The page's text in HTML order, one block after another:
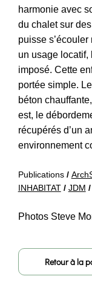
harmonie avec
du chalet sur
puisse
un usage locatif,
imposé. Cette
portée simple.
béton
est, le
récupérés d’un
environnement
Publications /
INHABITAT / JDM /
Photos Steve
Retour à la